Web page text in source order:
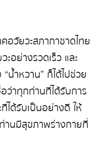
วัยวะสภากาชาดไทย
อย่างรวดเร็ว และ
ำหวาน” ก็ได้ไปช่วย
ว่าทุกท่านที่ได้รับการ
ได้รับเป็นอย่างดี ให้
านมีสุขภาพร่างกายที่